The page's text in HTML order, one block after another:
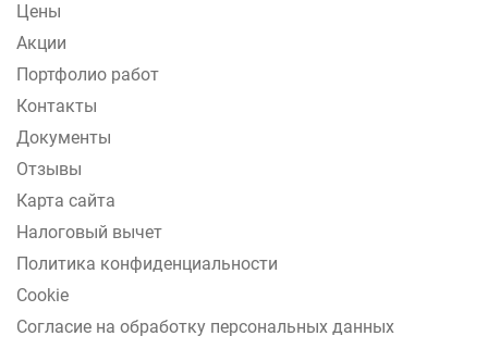
Цены
Акции
Портфолио работ
Контакты
Документы
Отзывы
Карта сайта
Налоговый вычет
Политика конфиденциальности
Cookie
Согласие на обработку персональных данных